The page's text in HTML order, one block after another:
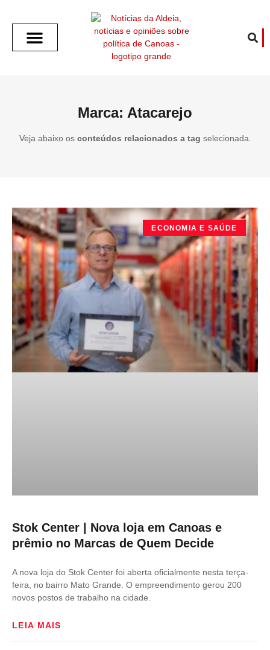
Marca: Atacarejo
Veja abaixo os conteúdos relacionados a tag selecionada.
ECONOMIA E SAÚDE
Stok Center | Nova loja em Canoas e
prêmio no Marcas de Quem Decide
A nova loja do Stok Center foi aberta oficialmente nesta terça-
feira, no bairro Mato Grande. O empreendimento gerou 200
novos postos de trabalho na cidade.
LEIA MAIS